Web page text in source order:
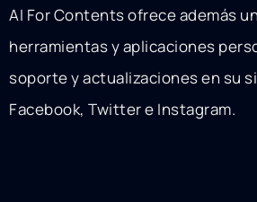
AI For Contents ofrece además
herramientas y aplicaciones
soporte y actualizaciones en su
Facebook, Twitter e Instagram.